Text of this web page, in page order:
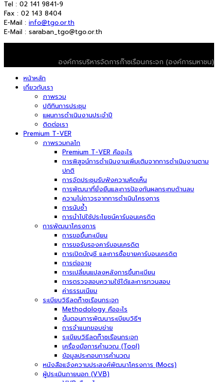
Tel : 02 141 9841-9
Fax : 02 143 8404
E-Mail : info@tgo.or.th
E-Mail : saraban_tgo@tgo.or.th
องค์การบริหารจัดการก๊าซเรือนกระจก (องค์การมหาชน)
หน้าหลัก
เกี่ยวกับเรา
ภาพรวม
ปฏิทินการประชุม
แผนการดำเนินงานประจำปี
ติดต่อเรา
Premium T-VER
ภาพรวมกลไก
Premium T-VER คืออะไร
การพิสูจน์การดำเนินงานเพิ่มเติมจากการดำเนินงานตาม
ปกติ
การจัดประชุมรับฟังความคิดเห็น
การพัฒนาที่ยั่งยืนและการป้องกันผลกระทบด้านลบ
ความไม่ถาวรจากการดำเนินโครงการ
การนับซ้ำ
การนำไปใช้ประโยชน์คาร์บอนเครดิต
การพัฒนาโครงการ
การขอขึ้นทะเบียน
การขอรับรองคาร์บอนเครดิต
การเปิดบัญชี และการซื้อขายคาร์บอนเครดิต
การต่ออายุ
การเปลี่ยนแปลงหลังการขึ้นทะเบียน
การตรวจสอบความใช้ได้และการทวนสอบ
ค่าธรรมเนียม
ระเบียบวิธีลดก๊าซเรือนกระจก
Methodology คืออะไร
ขั้นตอนการพัฒนาระเบียบวิธีฯ
การจำแนกขอบข่าย
ระเบียบวิธีลดก๊าซเรือนกระจก
เครื่องมือการคำนวณ (Tool)
ข้อมูลประกอบการคำนวณ
หนังสือแจ้งความประสงค์พัฒนาโครงการ (Mocs)
ผู้ประเมินภายนอก (VVB)